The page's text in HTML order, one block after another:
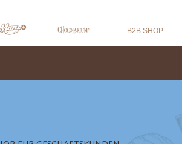
B2B SHOP